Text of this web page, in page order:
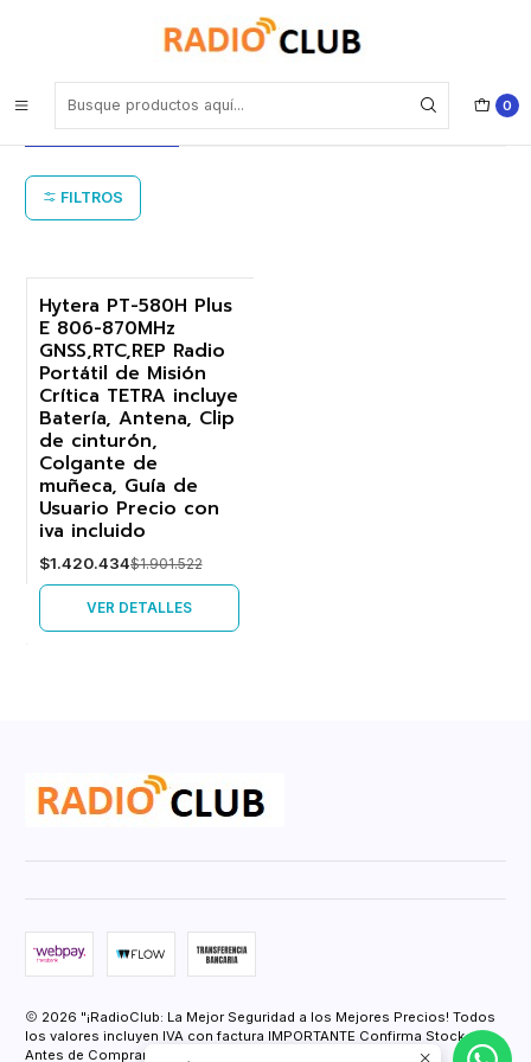
0
Sistemas Tetra Comunicaciones de misión crítica
Sistemas Tetra Comunicaciones de
misión crítica
FILTROS
-25%
Agotado
Hytera PT-580H Plus
E 806-870MHz
GNSS,RTC,REP Radio
Portátil de Misión
Crítica TETRA incluye
Batería, Antena, Clip
de cinturón,
Colgante de
muñeca, Guía de
Usuario Precio con
iva incluido
$1.420.434$1.901.522
VER DETALLES
2026 "¡RadioClub: La Mejor Seguridad a los Mejores Precios! Todos
los valores incluyen IVA con factura IMPORTANTE Confirma Stock
Antes de Comprar.".